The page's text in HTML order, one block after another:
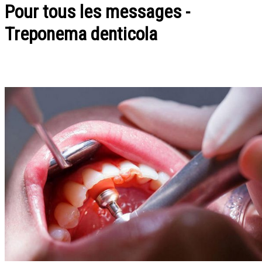
Pour tous les messages -
Treponema denticola